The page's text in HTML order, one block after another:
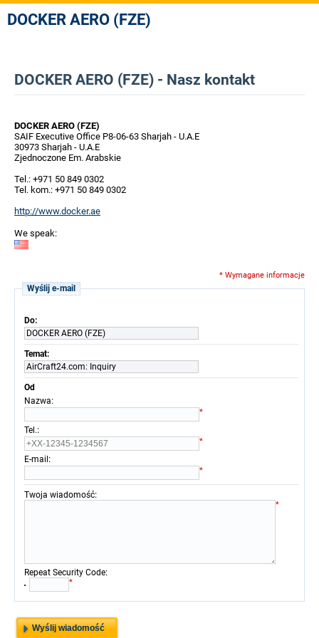
DOCKER AERO (FZE)
DOCKER AERO (FZE) - Nasz kontakt
DOCKER AERO (FZE)
SAIF Executive Office P8-06-63 Sharjah - U.A.E
30973 Sharjah - U.A.E
Zjednoczone Em. Arabskie
Tel.: +971 50 849 0302
Tel. kom.: +971 50 849 0302
http://www.docker.ae
We speak:
* Wymagane informacje
Wyślij e-mail
Do:
DOCKER AERO (FZE)
Temat:
AirCraft24.com: Inquiry
Od
Nazwa:
*
Tel.:
*
E-mail :
*
Twoja wiadomość:
*
Repeat Security Code:
*